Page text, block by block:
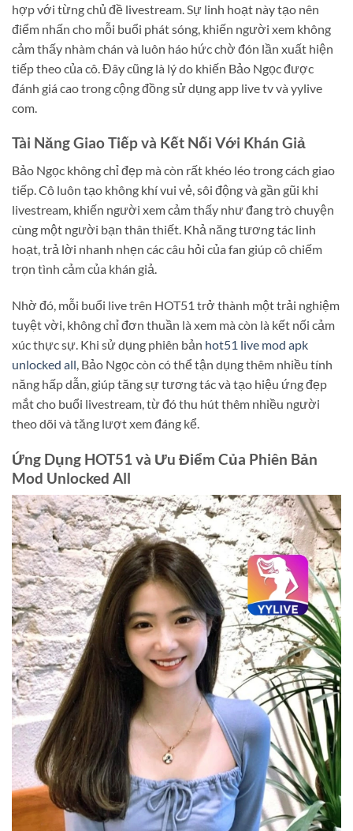
hợp với từng chủ đề livestream. Sự linh hoạt này tạo nên
điểm nhấn cho mỗi buổi phát sóng, khiến người xem không
cảm thấy nhàm chán và luôn háo hức chờ đón lần xuất hiện
tiếp theo của cô. Đây cũng là lý do khiến Bảo Ngọc được
đánh giá cao trong cộng đồng sử dụng app live tv và yylive
com.
Tài Năng Giao Tiếp và Kết Nối Với Khán Giả
Bảo Ngọc không chỉ đẹp mà còn rất khéo léo trong cách giao
tiếp. Cô luôn tạo không khí vui vẻ, sôi động và gần gũi khi
livestream, khiến người xem cảm thấy như đang trò chuyện
cùng một người bạn thân thiết. Khả năng tương tác linh
hoạt, trả lời nhanh nhẹn các câu hỏi của fan giúp cô chiếm
trọn tình cảm của khán giả.
Nhờ đó, mỗi buổi live trên HOT51 trở thành một trải nghiệm
tuyệt vời, không chỉ đơn thuần là xem mà còn là kết nối cảm
xúc thực sự. Khi sử dụng phiên bản hot51 live mod apk
unlocked all, Bảo Ngọc còn có thể tận dụng thêm nhiều tính
năng hấp dẫn, giúp tăng sự tương tác và tạo hiệu ứng đẹp
mắt cho buổi livestream, từ đó thu hút thêm nhiều người
theo dõi và tăng lượt xem đáng kể.
Ứng Dụng HOT51 và Ưu Điểm Của Phiên Bản
Mod Unlocked All